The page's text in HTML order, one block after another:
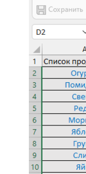
Если в меню
«Другие